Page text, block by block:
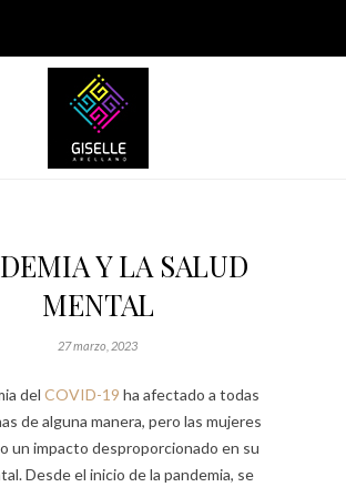
Y LA SALUD
MENTAL
27 marzo, 2023
del COVID-19 ha afectado a todas
de alguna manera, pero las mujeres
un impacto desproporcionado en su
Desde el inicio de la pandemia, se